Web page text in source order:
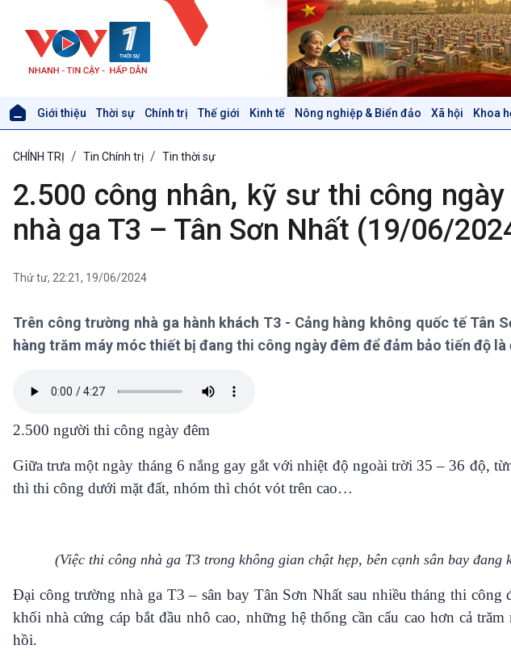
Giới thiệu Thời sự Chính trị Thế giới Kinh tế Nông nghiệp & Biển đảo Xã hội Khoa
Thời sự 6h
Thời sự 12h
Thời sự 18h
Thời sự 21h30
Bản tin
Chính phủ với người dân
Quốc hội với cử tri
Xây dựng đảng
Đảng trong cuộc sống
Xã hội
Tin Đời sống & Xã hội
Chuyển đổi Xanh
Chuyên gia của bạn
Bước chân đến trường
Khoa học & Công nghệ
Tin Khoa học & Công nghệ
Sống chung với biến đổi
Văn hoá & Du lịch
Tin Văn hoá & Du lịch
VOV1 đặc biệt
Các chương trình đặc biệt
CHÍNH TRỊ Tin Chính trị Tin thời sự
2.500 công nhân, kỹ sư thi công
nhà ga T3 – Tân Sơn Nhất (19/06/
Thứ tư, 22:21, 19/06/2024
Trên công trường nhà ga hành khách T3 - Cảng hàng không quốc tế Tân
hàng trăm máy móc thiết bị đang thi công ngày đêm để đảm bảo tiến độ
2.500 người thi công ngày đêm
Giữa trưa một ngày tháng 6 nắng gay gắt với nhiệt độ ngoài trời 35 – 36 độ,
thì thi công dưới mặt đất, nhóm thì chót vót trên cao…
(Việc thi công nhà ga T3 trong không gian chật hẹp, bên cạnh sân bay
Đại công trường nhà ga T3 – sân bay Tân Sơn Nhất sau nhiều tháng thi
khối nhà cứng cáp bắt đầu nhô cao, những hệ thống cần cẩu cao hơn cả
hồi.